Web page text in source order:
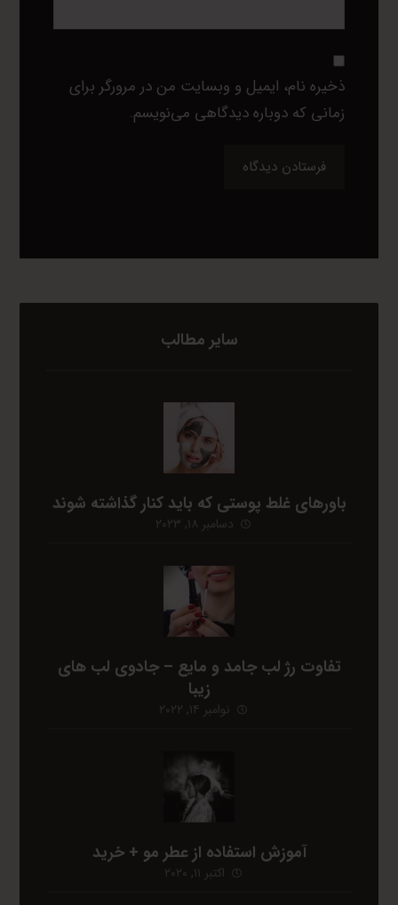
ذخیره نام، ایمیل و وبسایت من در مرورگر برای
زمانی که دوباره دیدگاهی می‌نویسم.
فرستادن دیدگاه
سایر مطالب
باورهای غلط پوستی که باید کنار گذاشته شوند
دسامبر ۱۸, ۲۰۲۳
تفاوت رژ لب جامد و مایع – جادوی لب های
زیبا
نوامبر ۱۴, ۲۰۲۲
آموزش استفاده از عطر مو + خرید
اکتبر ۱۱, ۲۰۲۰